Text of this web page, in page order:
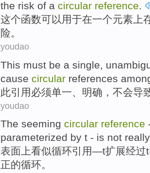
the risk of a circular reference.
这个函数可以用于在一个元素 上
险。
youdao
This must be a single
cause circular references
此引用必须单一 明确 ， 不会导
youdao
The seeming circular reference
parameterized by t - is not really
表面 上看似循环引用—t扩展经过t
正的循环。